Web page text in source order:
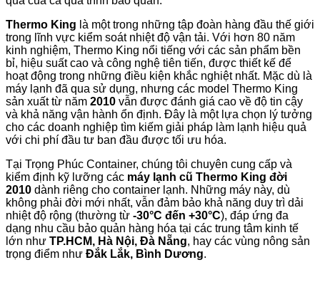
Thermo King là một trong những tập đoàn hàng đầu thế giới
trong lĩnh vực kiểm soát nhiệt độ vận tải. Với hơn 80 năm
kinh nghiệm, Thermo King nổi tiếng với các sản phẩm bền
bỉ, hiệu suất cao và công nghệ tiên tiến, được thiết kế để
hoạt động trong những điều kiện khắc nghiệt nhất. Mặc dù là
máy lạnh đã qua sử dụng, nhưng các model Thermo King
sản xuất từ năm 2010 vẫn được đánh giá cao về độ tin cậy
và khả năng vận hành ổn định. Đây là một lựa chọn lý tưởng
cho các doanh nghiệp tìm kiếm giải pháp làm lạnh hiệu quả
với chi phí đầu tư ban đầu được tối ưu hóa.
Tại Trọng Phúc Container, chúng tôi chuyên cung cấp và
kiểm định kỹ lưỡng các máy lạnh cũ Thermo King đời
2010 dành riêng cho container lạnh. Những máy này, dù
không phải đời mới nhất, vẫn đảm bảo khả năng duy trì dải
nhiệt độ rộng (thường từ -30°C đến +30°C), đáp ứng đa
dạng nhu cầu bảo quản hàng hóa tại các trung tâm kinh tế
lớn như TP.HCM, Hà Nội, Đà Nẵng, hay các vùng nông sản
trọng điểm như Đắk Lắk, Bình Dương.